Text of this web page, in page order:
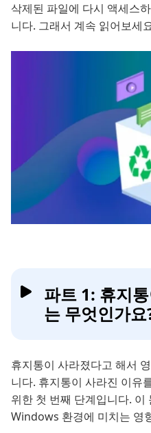
삭제된 파일에 다시 액세스
니다. 그래서 계속 읽어보세
파트 1: 휴지
는 무엇인가요
휴지통이 사라졌다고 해서
니다. 휴지통이 사라진 이유
위한 첫 번째 단계입니다.
Windows 환경에 미치는 영